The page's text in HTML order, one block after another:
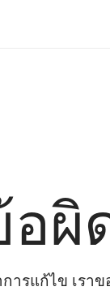
อ
ารแก้ไข เรา